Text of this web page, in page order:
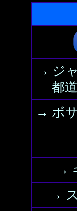
→ ジ
都
→ ボ
→
→